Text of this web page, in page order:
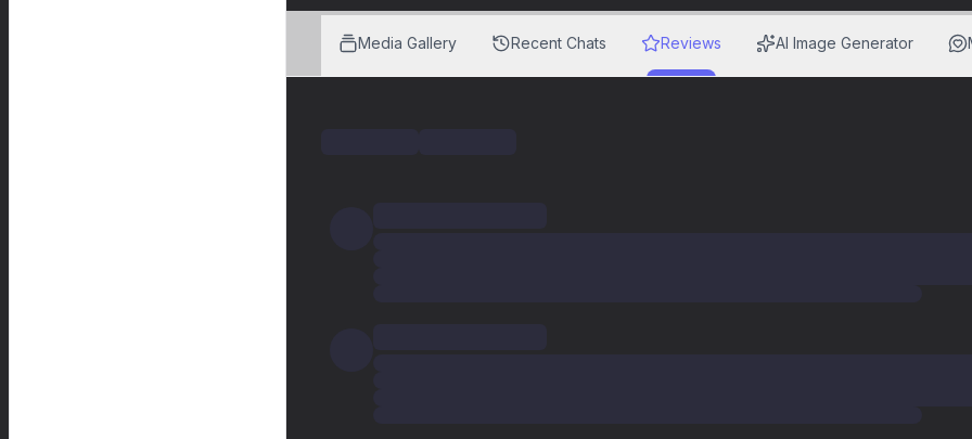
Media Gallery Recent Chats Reviews AI Image Generator